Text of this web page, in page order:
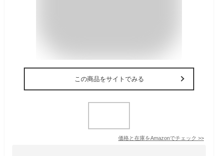
この商品をサイトでみる
価格と在庫をAmazonでチェック >>